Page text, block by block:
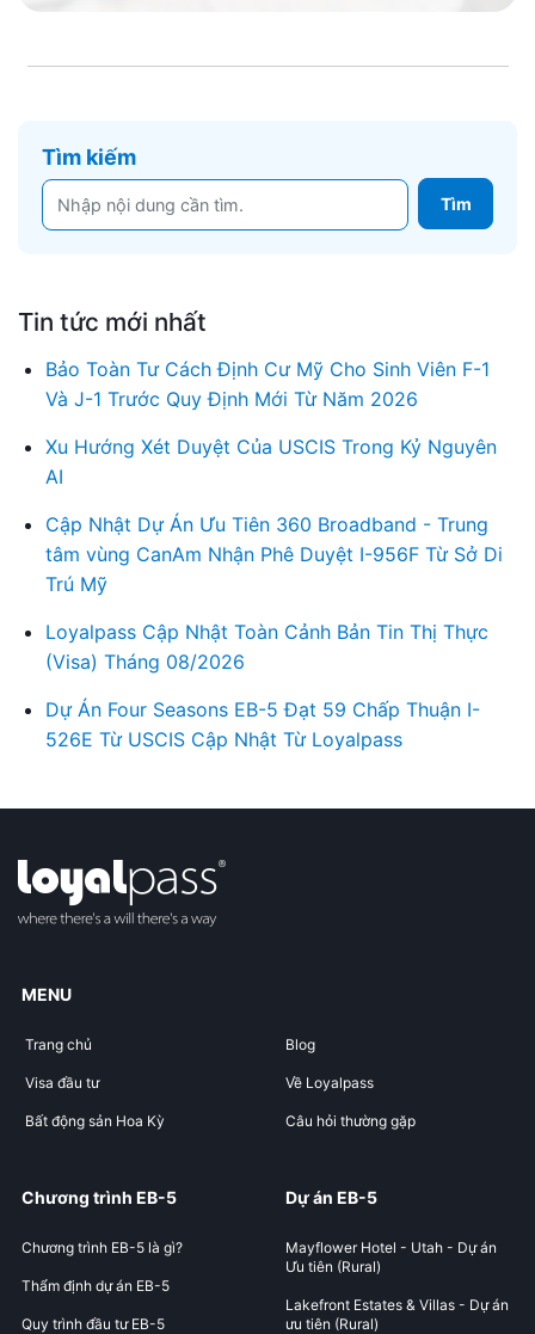
Tìm kiếm
Tin tức mới nhất
Bảo Toàn Tư Cách Định Cư Mỹ Cho Sinh Viên F-1
Và J-1 Trước Quy Định Mới Từ Năm 2026
Xu Hướng Xét Duyệt Của USCIS Trong Kỷ Nguyên
AI
Cập Nhật Dự Án Ưu Tiên 360 Broadband - Trung
tâm vùng CanAm Nhận Phê Duyệt I-956F Từ Sở Di
Trú Mỹ
Loyalpass Cập Nhật Toàn Cảnh Bản Tin Thị Thực
(Visa) Tháng 08/2026
Dự Án Four Seasons EB-5 Đạt 59 Chấp Thuận I-
526E Từ USCIS Cập Nhật Từ Loyalpass
MENU
Trang chủ
Visa đầu tư
Bất động sản Hoa Kỳ
Blog
Về Loyalpass
Câu hỏi thường gặp
Chương trình EB-5
Chương trình EB-5 là gì?
Thẩm định dự án EB-5
Quy trình đầu tư EB-5
Dự án EB-5
Mayflower Hotel - Utah - Dự án
Ưu tiên (Rural)
Lakefront Estates & Villas - Dự án
ưu tiên (Rural)